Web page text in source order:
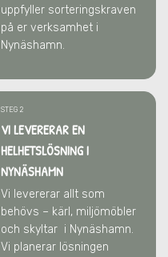
uppfyller sorteringskraven
på er verksamhet i
Nynäshamn.
STEG 2
VI LEVERERAR EN
HELHETSLÖSNING I
NYNÄSHAMN
Vi levererar allt som
behövs – kärl, miljömöbler
och skyltar i Nynäshamn.
Vi planerar lösningen